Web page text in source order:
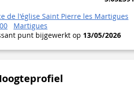
de l'église Saint Pierre les Martigues
Martigues
punt bijgewerkt op 13/05/2026